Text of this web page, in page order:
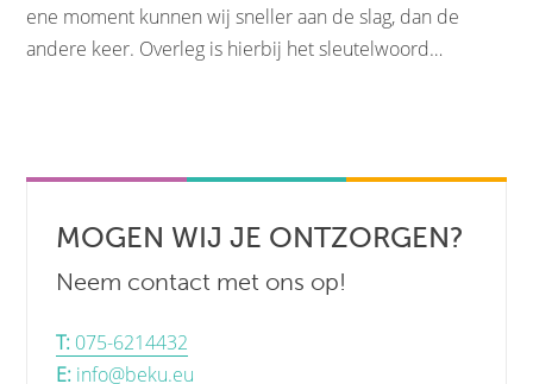
ene moment kunnen wij sneller aan de slag, dan de
andere keer. Overleg is hierbij het sleutelwoord…
MOGEN WIJ JE ONTZORGEN?
Neem contact met ons op!
T: 075-6214432
E: info@beku.eu